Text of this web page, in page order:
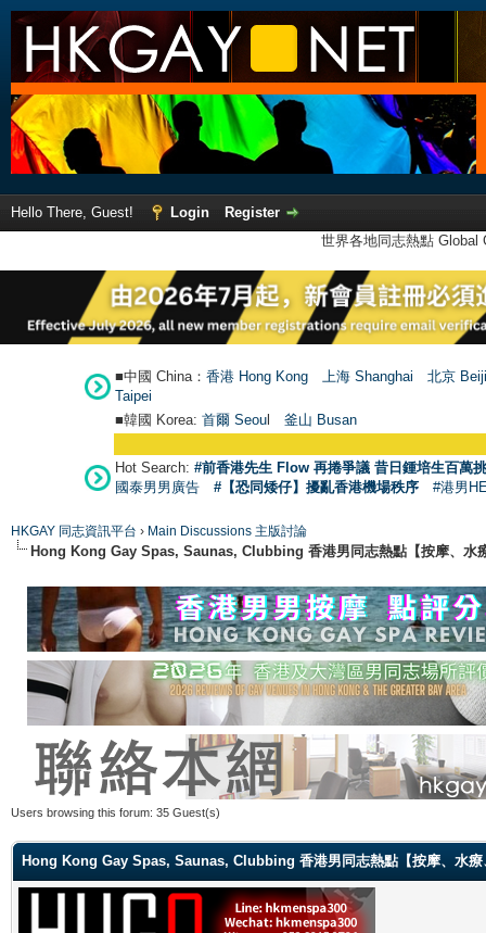
Hello There, Guest! Login
Register
世界各地同志熱點
■中國 China： 香港 Hong Kong 上海 Shanghai
北京
Taipei
■韓國 Korea: 首爾 Seoul 釜山 Busan
Hot Search: #前香港先生 Flow 再捲爭議 昔日鍾培生百萬
國泰男男廣告
#【恐同矮仔】擾亂香港機場秩序 #港男
HKGAY 同志資訊平台 › Main Discussions 主版討論
Hong Kong Gay Spas, Saunas, Clubbing 香港男同志熱點【按摩、水
Users browsing this forum: 35 Guest(s)
Hong Kong Gay Spas, Saunas, Clubbing 香港男同志熱點【按摩、水